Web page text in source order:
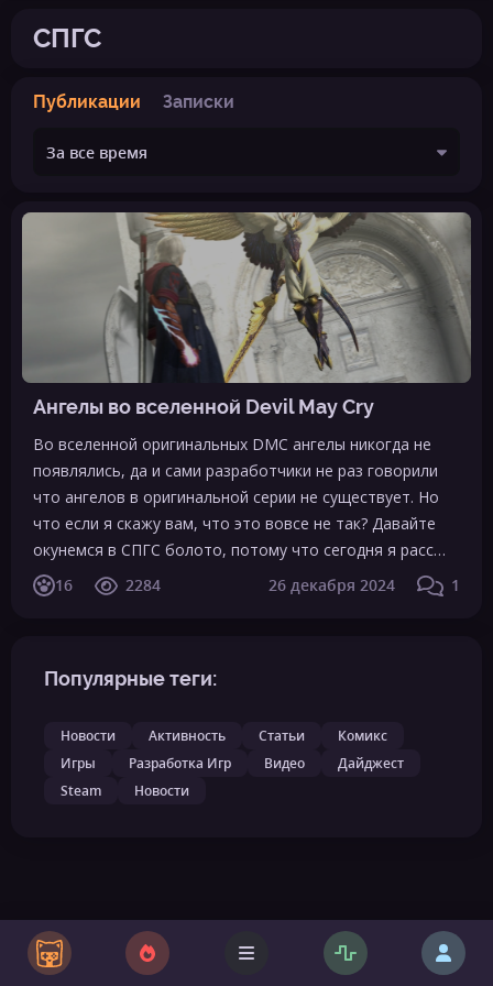
СПГС
Публикации Записки
Популярные теги:
Новости Активность Статьи
Комикс
Игры
Разработка Игр Видео
Дайджест
Steam
Новости
Ангелы во вселенной Devil May Cry
Во вселенной оригинальных DMC ангелы никогда не
появлялись, да и сами разработчики не раз говорили
что ангелов в оригинальной серии не существует. Но
что если я скажу вам, что это вовсе не так? Давайте
окунемся в СПГС болото, потому что сегодня я расс…
16
2284 26 декабря 2024 1